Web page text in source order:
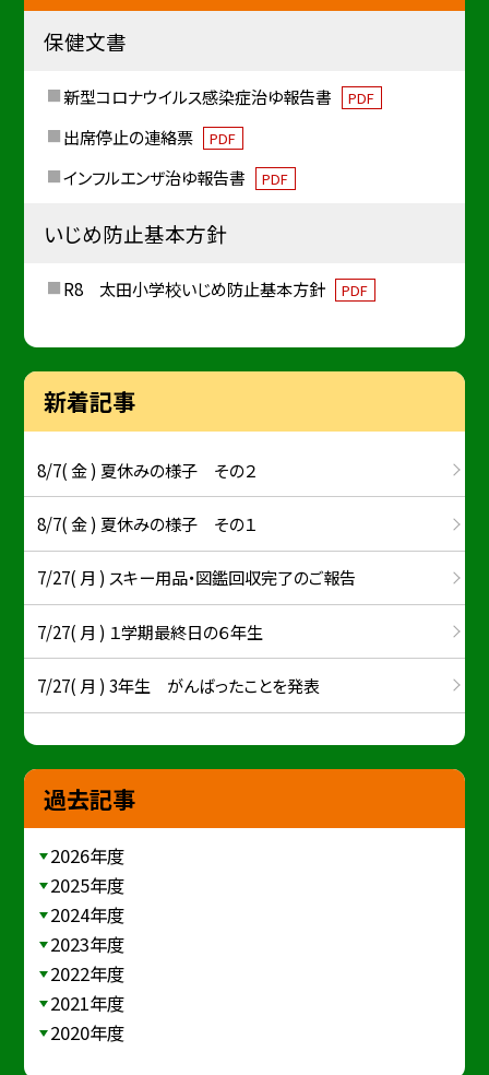
保健文書
新型コロナウイルス感染症治ゆ報告書 PDF
出席停止の連絡票 PDF
インフルエンザ治ゆ報告書 PDF
いじめ防止基本方針
R8 太田小学校いじめ防止基本方針 PDF
新着記事
8/7( 金 ) 夏休みの様子 その２
8/7( 金 ) 夏休みの様子 その１
7/27( 月 ) スキー用品・図鑑回収完了のご報告
7/27( 月 ) １学期最終日の６年生
7/27( 月 ) 3年生 がんばったことを発表
過去記事
2026年度
2025年度
2024年度
2023年度
2022年度
2021年度
2020年度